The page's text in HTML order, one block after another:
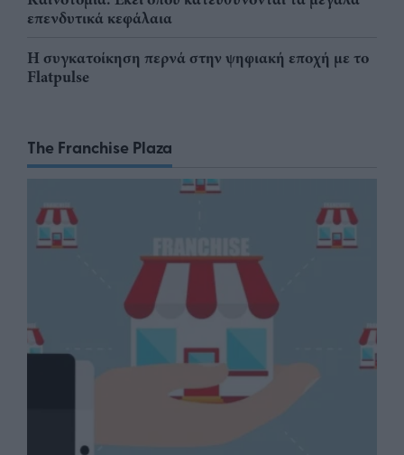
επενδυτικά κεφάλαια
Η συγκατοίκηση περνά στην ψηφιακή εποχή με το
Flatpulse
The Franchise Plaza